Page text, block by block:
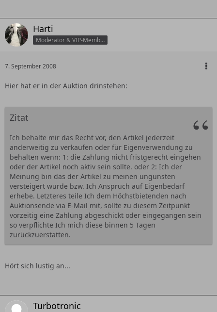
Harti
Moderator & VIP-Member
7. September 2008
Hier hat er in der Auktion drinstehen:
Zitat
Ich behalte mir das Recht vor, den Artikel jederzeit
anderweitig zu verkaufen oder für Eigenverwendung zu
behalten wenn: 1: die Zahlung nicht fristgerecht eingehen
oder der Artikel noch aktiv sein sollte. oder 2: Ich der
Meinung bin das der Artikel zu meinen ungunsten
versteigert wurde bzw. Ich Anspruch auf Eigenbedarf
erhebe. Letzteres teile Ich dem Höchstbietenden nach
Auktionsende via E-Mail mit, sollte zu diesem Zeitpunkt
vorzeitig eine Zahlung abgeschickt oder eingegangen sein
so verpflichte Ich mich diese binnen 5 Tagen
zurückzuerstatten.
Hört sich lustig an...
Turbotronic